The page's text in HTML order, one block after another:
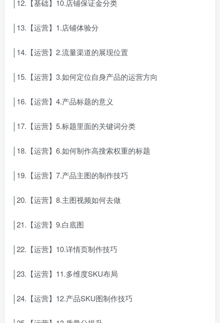
│12.【基础】10.店铺保证金分类
│13.【运营】1.店铺体验分
│14.【运营】2.流量渠道的展现位置
│15.【运营】3.如何定位自身产品的运营方向
│16.【运营】4.产品标题的意义
│17.【运营】5.标题里面的关键词分类
│18.【运营】6.如何制作高搜索权重的标题
│19.【运营】7.产品主图的制作技巧
│20.【运营】8.主图视频如何去做
│21.【运营】9.白底图
│22.【运营】10.详情页制作技巧
│23.【运营】11.多维度SKU布局
│24.【运营】12.产品SKU图制作技巧